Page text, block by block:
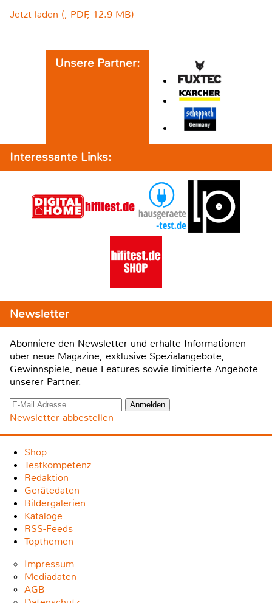
Jetzt laden (, PDF, 12.9 MB)
Unsere Partner:
Interessante Links:
Newsletter
Abonniere den Newsletter und erhalte Informationen
über neue Magazine, exklusive Spezialangebote,
Gewinnspiele, neue Features sowie limitierte Angebote
unserer Partner.
Newsletter abbestellen
Shop
Testkompetenz
Redaktion
Gerätedaten
Bildergalerien
Kataloge
RSS-Feeds
Topthemen
Impressum
Mediadaten
AGB